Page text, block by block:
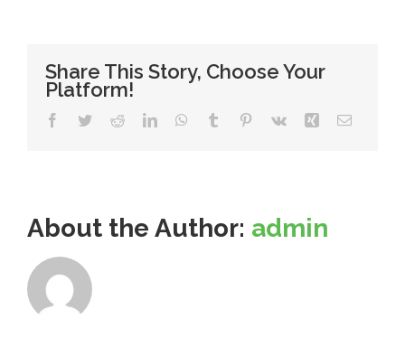
Share This Story, Choose Your
Platform!
Facebook
TwitterRedditLinkedInWhatsApp
Tumblr Pinterest
Vk Xing Email
About the Author: admin